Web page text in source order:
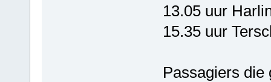
13.05 uur
15.35 uur
Passagiers die